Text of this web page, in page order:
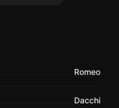
Romeo
Dacchi